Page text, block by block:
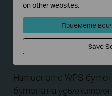
Лесна
гъвкаво
разполагане
Натиснете WPS
бутона на
on other websites.
Приемете
Save